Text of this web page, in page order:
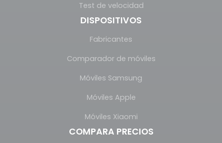
Test de velocidad
DISPOSITIVOS
Fabricantes
Comparador de móviles
Móviles Samsung
Móviles Apple
Móviles Xiaomi
COMPARA PRECIOS